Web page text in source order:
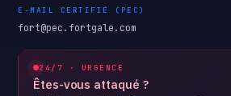
E-MAIL CERTIFIÉ (PEC)
fort@pec.fortgale.com
24/7 · URGENCE
Êtes-vous attaqué ?